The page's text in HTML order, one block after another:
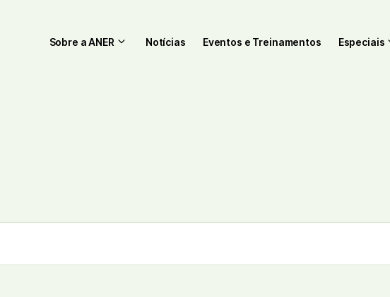
Sobre a ANER Notícias Eventos e Treinamentos Especiais